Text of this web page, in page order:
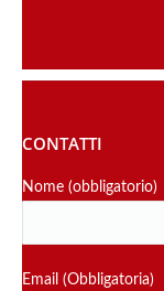
CONTATTI
Nome (obbligatorio)
Email (Obbligatoria)